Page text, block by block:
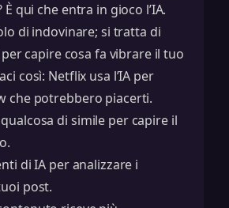
qui che entra in gioco l’IA.
di indovinare; si tratta di
capire cosa fa vibrare il tuo
così: Netflix usa l’IA per
che potrebbero piacerti.
di simile per capire il
di IA per analizzare i
post.